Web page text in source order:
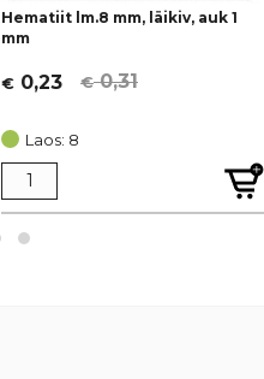
Hematiit lm.8 mm, läikiv, auk 1
mm
€0,31
Algne
oli:
€ 0,31.
€ 0,23
Current
is:
€ 0,23.
Laos: 8